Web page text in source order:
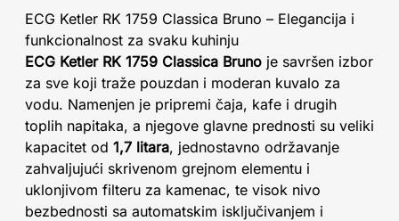
ECG Ketler RK 1759 Classica Bruno – Elegancija i
funkcionalnost za svaku kuhinju
ECG Ketler RK 1759 Classica Bruno je savršen izbor
za sve koji traže pouzdan i moderan kuvalo za
vodu. Namenjen je pripremi čaja, kafe i drugih
toplih napitaka, a njegove glavne prednosti su veliki
kapacitet od 1,7 litara, jednostavno održavanje
zahvaljujući skrivenom grejnom elementu i
uklonjivom filteru za kamenac, te visok nivo
bezbednosti sa automatskim isključivanjem i